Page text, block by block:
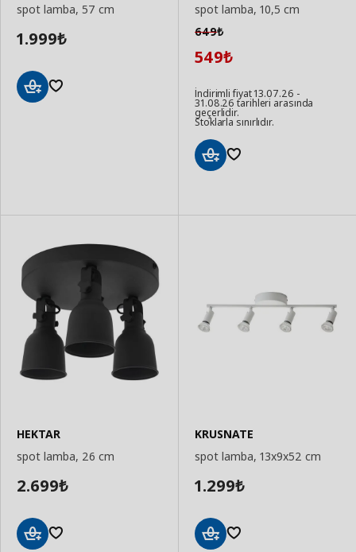
spot lamba, 57 cm
1.999₺
spot lamba, 10,5 cm
649₺
549₺
İndirimli fiyat 13.07.26 -
31.08.26 tarihleri arasında
geçerlidir.
Stoklarla sınırlıdır.
HEKTAR
spot lamba, 26 cm
2.699₺
KRUSNATE
spot lamba, 13x9x52 cm
1.299₺